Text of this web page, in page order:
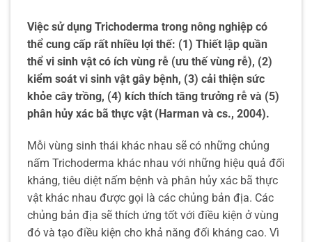
Việc sử dụng Trichoderma trong nông nghiệp có
thể cung cấp rất nhiều lợi thế: (1) Thiết lập quần
thể vi sinh vật có ích vùng rễ (ưu thế vùng rễ), (2)
kiểm soát vi sinh vật gây bệnh, (3) cải thiện sức
khỏe cây trồng, (4) kích thích tăng trưởng rễ và (5)
phân hủy xác bã thực vật (Harman và cs., 2004).
Mỗi vùng sinh thái khác nhau sẽ có những chủng
nấm Trichoderma khác nhau với những hiệu quả đối
kháng, tiêu diệt nấm bệnh và phân hủy xác bã thực
vật khác nhau được gọi là các chủng bản địa. Các
chủng bản địa sẽ thích ứng tốt với điều kiện ở vùng
đó và tạo điều kiện cho khả năng đối kháng cao. Vì